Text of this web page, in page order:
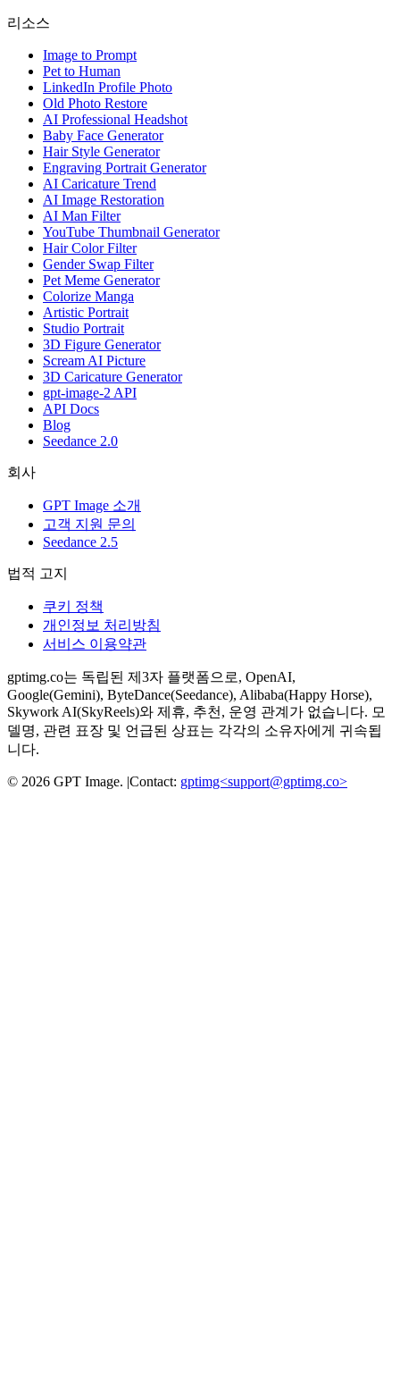
리소스
Image to Prompt
Pet to Human
LinkedIn Profile Photo
Old Photo Restore
AI Professional Headshot
Baby Face Generator
Hair Style Generator
Engraving Portrait Generator
AI Caricature Trend
AI Image Restoration
AI Man Filter
YouTube Thumbnail Generator
Hair Color Filter
Gender Swap Filter
Pet Meme Generator
Colorize Manga
Artistic Portrait
Studio Portrait
3D Figure Generator
Scream AI Picture
3D Caricature Generator
gpt-image-2 API
API Docs
Blog
Seedance 2.0
회사
GPT Image 소개
고객 지원 문의
Seedance 2.5
법적 고지
쿠키 정책
개인정보 처리방침
서비스 이용약관
gptimg.co는 독립된 제3자 플랫폼으로, OpenAI,
Google(Gemini), ByteDance(Seedance), Alibaba(Happy Horse),
Skywork AI(SkyReels)와 제휴, 추천, 운영 관계가 없습니다. 모
델명, 관련 표장 및 언급된 상표는 각각의 소유자에게 귀속됩
니다.
© 2026 GPT Image. |Contact: gptimg<support@gptimg.co>